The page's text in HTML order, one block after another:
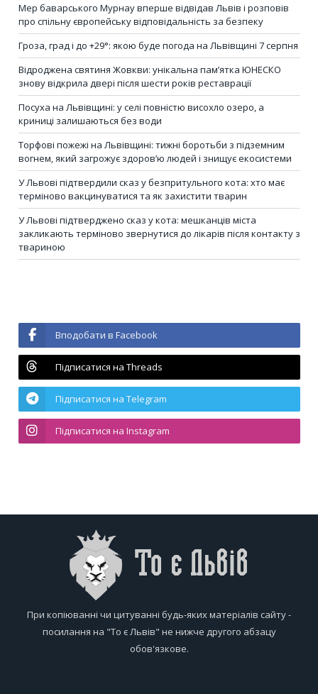
Мер баварського Мурнау вперше відвідав Львів і розповів
про спільну європейську відповідальність за безпеку
Гроза, град і до +29°: якою буде погода на Львівщині 7 серпня
Відроджена святиня Жовкви: унікальна пам’ятка ЮНЕСКО
знову відкрила двері після шести років реставрації
Посуха на Львівщині: у селі повністю висохло озеро, а
криниці залишаються без води
Торфові пожежі на Львівщині: тижні боротьби з підземним
вогнем, який загрожує здоров’ю людей і знищує екосистеми
У Львові підтвердили сказ у безпритульного кота: хто має
терміново вакцинуватися та як захистити тварин
У Львові підтверджено сказ у кота: мешканців міста
закликають терміново звернутися до лікарів після контакту з
твариною
Вподобати в Facebook
Підписатися на Threads
Підписатися на Telegram
Підписатися на Instagram
При копіюванні чи цитуванні будь-яких матеріалів сайту -
посилання на "То є Львів" не нижче другого абзацу
обов'язкове.